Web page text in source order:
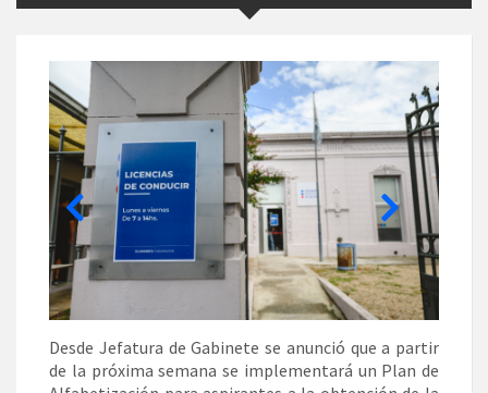
Desde Jefatura de Gabinete se anunció que a partir
de la próxima semana se implementará un Plan de